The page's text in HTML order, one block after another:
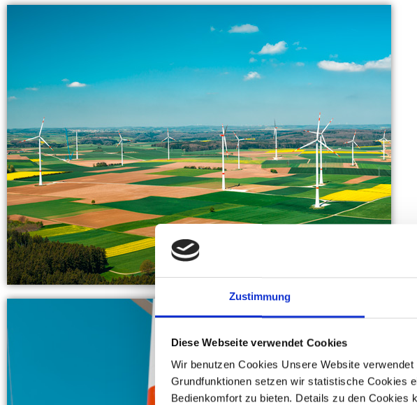
Zustimmung
Diese Webseite verwendet Cookies
Wir benutzen Cookies Unsere Website
Grundfunktionen setzen wir statistische Cookies
Bedienkomfort zu bieten. Details zu den Cookies